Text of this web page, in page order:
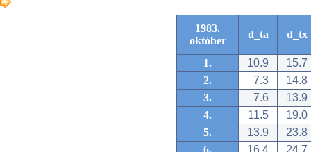
1983.
október
d_ta d_tx
1. 10.9
15.7
2.
7.3
14.8
3.
7.6
13.9
4.
11.5
19.0
5.
13.9
23.8
6.
16.4
24.7